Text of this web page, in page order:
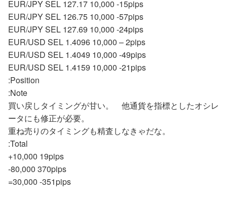
EUR/JPY SEL 127.17 10,000 -15pips
EUR/JPY SEL 126.75 10,000 -57pips
EUR/JPY SEL 127.69 10,000 -24pips
EUR/USD SEL 1.4096 10,000 – 2pips
EUR/USD SEL 1.4049 10,000 -49pips
EUR/USD SEL 1.4159 10,000 -21pips
:Position
:Note
買い戻しタイミングが甘い。 他通貨を指標としたオシレ
ータにも修正が必要。
重ね売りのタイミングも精査しなきゃだな。
:Total
+10,000 19pips
-80,000 370pips
=30,000 -351pips